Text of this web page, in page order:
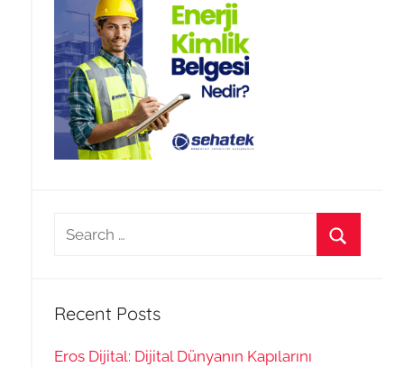
Search
Recent Posts
Eros Dijital: Dijital Dünyanın Kapılarını